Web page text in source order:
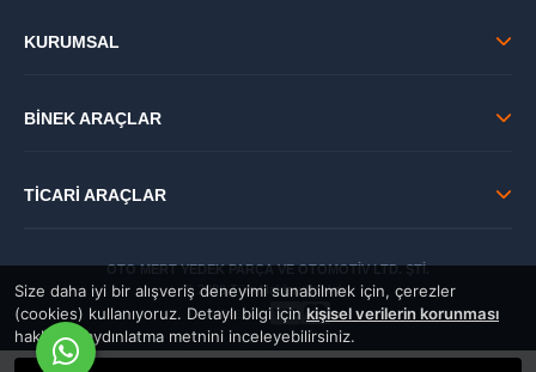
Size daha iyi bir alışveriş deneyimi sunabilmek için, çerezler
(cookies) kullanıyoruz. Detaylı bilgi için kişisel verilerin korunması
hakkında aydınlatma metnini inceleyebilirsiniz.
KURUMSAL
BİNEK ARAÇLAR
TİCARİ ARAÇLAR
OTO MERT YEDEK PARÇA VE OTOMOTİV LTD. ŞTİ.
© 2026 Tüm Hakları Saklıdır.
GÜVENLİ: